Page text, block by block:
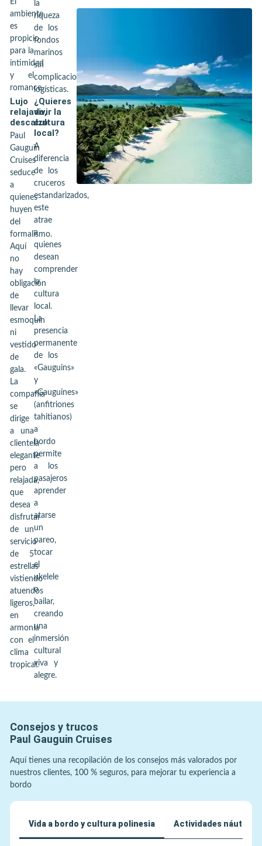
El
ambiente
es
propicio
para la
intimidad
y el
romance.
la
riqueza
de los
fondos
marinos
sin
complicaciones
logísticas.
Lujo
relajado,
descalzo
Paul
Gauguin
Cruises
seduce
a
quienes
huyen
del
formalismo.
Aquí
no
hay
obligación
de
llevar
esmoquin
ni
vestido
de
gala.
La
compañía
se
dirige
a una
clientela
elegante
pero
relajada,
que
desea
disfrutar
de un
servicio
de 5
estrellas
vistiendo
atuendos
ligeros,
en
armonía
con el
clima
tropical.
¿Quieres
vivir la
cultura
local?
A
diferencia
de los
cruceros
estandarizados,
este
atrae
a
quienes
desean
comprender
la
cultura
local.
La
presencia
permanente
de los
«Gauguins»
y
«Gauguines»
(anfitriones
tahitianos)
a
bordo
permite
a los
pasajeros
aprender
a
atarse
un
pareo,
tocar
el
ukelele
o
bailar,
creando
una
inmersión
cultural
viva y
alegre.
Consejos y trucos
Paul Gauguin Cruises
Aquí tienes una recopilación de los consejos más valorados por
nuestros clientes, 100 % seguros, para mejorar tu experiencia a
bordo
Vida a bordo y cultura polinesia Actividades náuticas